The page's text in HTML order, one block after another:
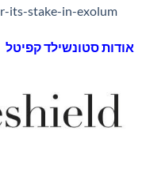
its-stake-in-exolum
אודות סטונשילד קפיטל